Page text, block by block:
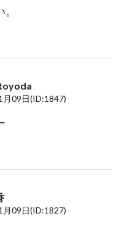
月09日(ID:1847)
月09日(ID:1827)